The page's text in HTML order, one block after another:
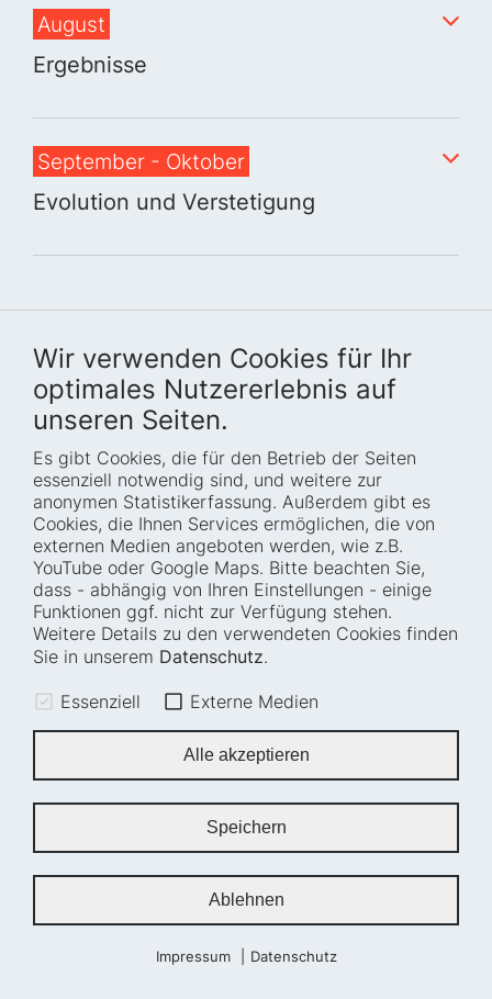
Wir verwenden Cookies für Ihr
optimales Nutzererlebnis auf
unseren Seiten.
Es gibt Cookies, die für den Betrieb der Seiten
essenziell notwendig sind, und weitere zur
anonymen Statistikerfassung. Außerdem gibt es
Cookies, die Ihnen Services ermöglichen, die von
externen Medien angeboten werden, wie z.B.
YouTube oder Google Maps. Bitte beachten Sie,
dass - abhängig von Ihren Einstellungen - einige
Funktionen ggf. nicht zur Verfügung stehen.
Weitere Details zu den verwendeten Cookies finden
Sie in unserem Datenschutz.
Essenziell Externe Medien
Alle akzeptieren
Speichern
Ablehnen
Impressum Datenschutz
August
Ergebnisse
September - Oktober
Evolution und Verstetigung
Startseite
Wer wir sind
Wie wir arbeiten
Projekte
Fellowships
Karriere
Blog
Presse
Termine
Barrierefreiheit
Transparenz
Glossar
Anfahrt und
Leichte Sprache
Gebärdensprache
Impressum
Sitemap
Cookie-Einstellungen